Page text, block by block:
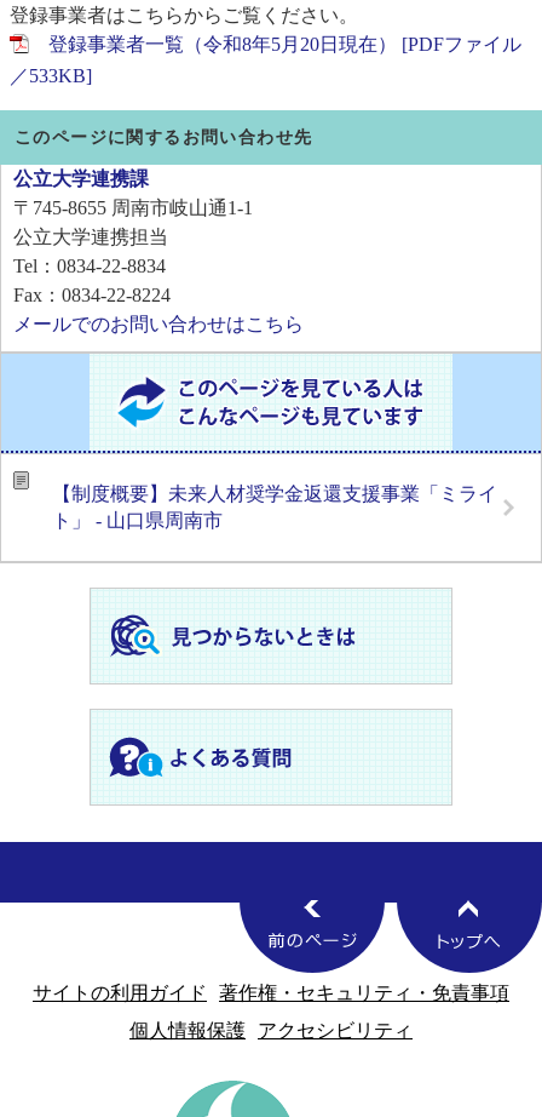
登録事業者はこちらからご覧ください。
登録事業者一覧（令和8年5月20日現在） [PDFファイル
／533KB]
このページに関するお問い合わせ先
公立大学連携課
〒745-8655 周南市岐山通1-1
公立大学連携担当
Tel：0834-22-8834
Fax：0834-22-8224
メールでのお問い合わせはこちら
【制度概要】未来人材奨学金返還支援事業「ミライ
ト」 - 山口県周南市
サイトの利用ガイド
著作権・セキュリティ・免責事項
個人情報保護
アクセシビリティ